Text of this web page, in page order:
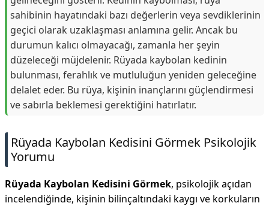
sahibinin hayatındaki bazı değerlerin veya sevdiklerinin
geçici olarak uzaklaşması anlamına gelir. Ancak bu
durumun kalıcı olmayacağı, zamanla her şeyin
düzeleceği müjdelenir. Rüyada kaybolan kedinin
bulunması, ferahlık ve mutluluğun yeniden geleceğine
delalet eder. Bu rüya, kişinin inançlarını güçlendirmesi
ve sabırla beklemesi gerektiğini hatırlatır.
Rüyada Kaybolan Kedisini Görmek Psikolojik
Yorumu
Rüyada Kaybolan Kedisini Görmek, psikolojik açıdan
incelendiğinde, kişinin bilinçaltındaki kaygı ve korkuların